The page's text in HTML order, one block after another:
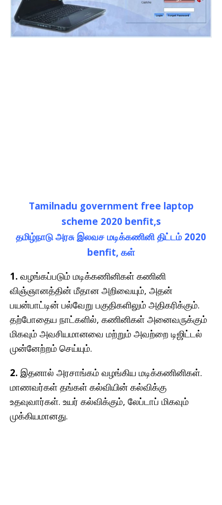
Tamilnadu government free laptop
scheme 2020 benfit,s
தமிழ்நாடு அரசு இலவச மடிக்கணினி திட்டம் 2020
benfit, கள்
1. வழங்கப்படும் மடிக்கணினிகள் கணினி
விஞ்ஞானத்தின் மீதான அறிவையும், அதன்
பயன்பாட்டின் பல்வேறு பகுதிகளிலும் அதிகரிக்கும்.
தற்போதைய நாட்களில், கணினிகள் அனைவருக்கும்
மிகவும் அவசியமானவை மற்றும் அவற்றை டிஜிட்டல்
முன்னேற்றம் செய்யும்.
2. இதனால் அரசாங்கம் வழங்கிய மடிக்கணினிகள்.
மாணவர்கள் தங்கள் கல்வியின் கல்விக்கு
உதவுவார்கள். உயர் கல்விக்கும், லேப்டாப் மிகவும்
முக்கியமானது.